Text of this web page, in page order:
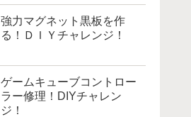
強力マグネット黒板を作
る！ＤＩＹチャレンジ！
ゲームキューブコントロー
ラー修理！DIYチャレン
ジ！